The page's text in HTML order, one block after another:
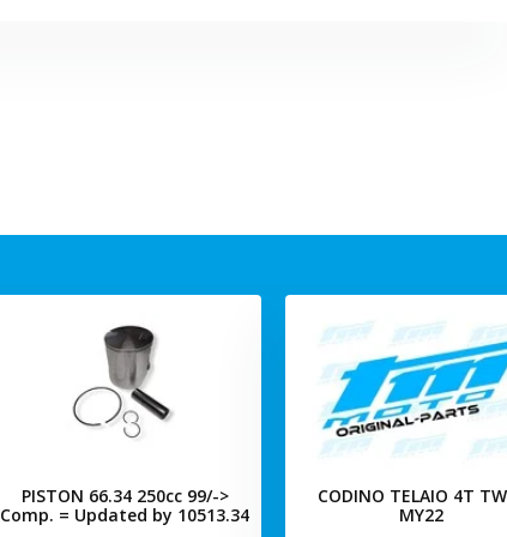
PISTON 66.34 250cc 99/->
Comp. = Updated by 10513.34
CODINO TELAIO 4T
MY22